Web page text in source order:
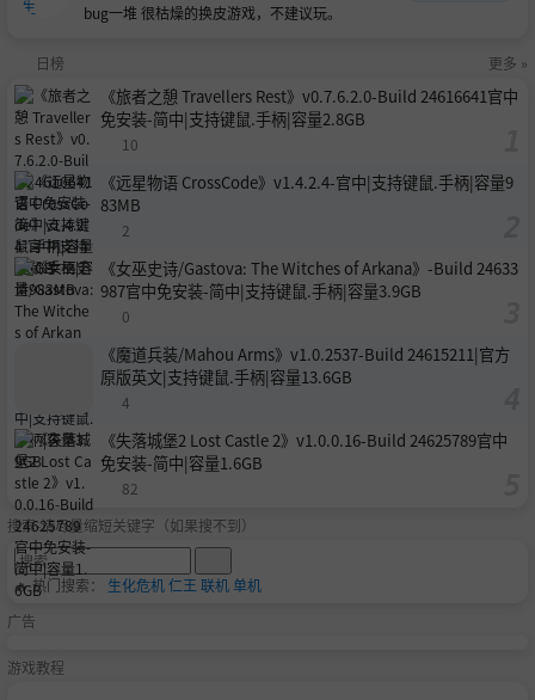
bug一堆 很枯燥的换皮游戏，不建议玩。
日榜 更多 »
《旅者之憩 Travellers Rest》v0.7.6.2.0-Build 24616641官中
免安装-简中|支持键鼠.手柄|容量2.8GB
10
《远星物语 CrossCode》v1.4.2.4-官中|支持键鼠.手柄|容量9
83MB
2
《女巫史诗/Gastova: The Witches of Arkana》-Build 24633
987官中免安装-简中|支持键鼠.手柄|容量3.9GB
0
《魔道兵装/Mahou Arms》v1.0.2537-Build 24615211|官方
原版英文|支持键鼠.手柄|容量13.6GB
4
《失落城堡2 Lost Castle 2》v1.0.0.16-Build 24625789官中
免安装-简中|容量1.6GB
82
搜索-请尽量缩短关键字（如果搜不到）
🔥 热门搜索： 生化危机仁王 联机单机
广告
游戏教程